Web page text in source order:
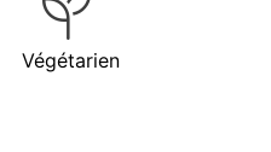
Végétarien